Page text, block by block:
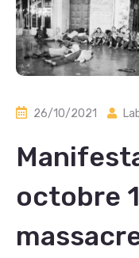
26/10/2021
octobre